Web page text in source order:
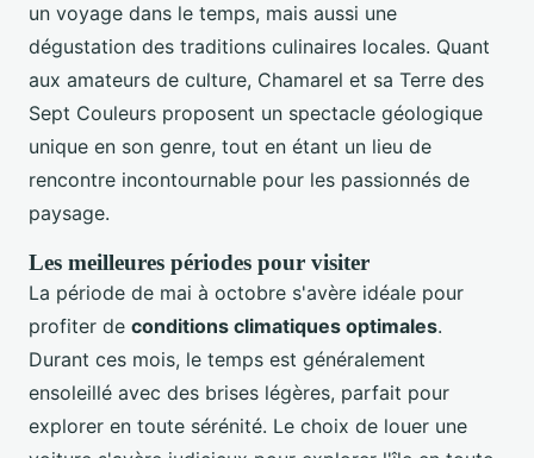
un voyage dans le temps, mais aussi une
dégustation des traditions culinaires locales. Quant
aux amateurs de culture, Chamarel et sa Terre des
Sept Couleurs proposent un spectacle géologique
unique en son genre, tout en étant un lieu de
rencontre incontournable pour les passionnés de
paysage.
Les meilleures périodes pour visiter
La période de mai à octobre s'avère idéale pour
profiter de conditions climatiques optimales.
Durant ces mois, le temps est généralement
ensoleillé avec des brises légères, parfait pour
explorer en toute sérénité. Le choix de louer une